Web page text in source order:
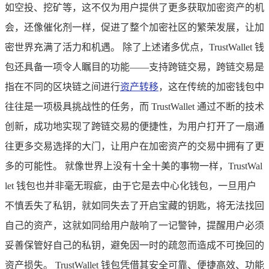
如空投、挖矿等，这不仅为用户提供了更多获取加密资产的机
会，还像催化剂一样，促进了整个加密社区的繁荣发展，让加
密世界充满了活力和机遇。 除了上述诸多优点，TrustWallet 钱
包还具备一项令人瞩目的功能——支持跨链交易，跨链交易是
指在不同的区块链之间进行资产转移，这在传统的加密钱包中
往往是一项极具挑战性的任务，而 TrustWallet 通过不断的技术
创新，成功地实现了跨链交易的便捷性，为用户打开了一扇通
往更多交易选择的大门，让用户在加密资产的交易中拥有了更
多的可能性。 就像世界上没有十全十美的事物一样，TrustWal
let 钱包也并非毫无瑕疵，由于它是去中心化钱包，一旦用户
不慎丢失了私钥，就如同失去了开启宝藏的钥匙，将无法找回
自己的资产，这就如同给用户敲响了一记警钟，提醒用户必须
妥善保管好自己的私钥，避免因一时的疏忽而造成不可挽回的
资产损失。 TrustWallet 钱包凭借其安全可靠、便捷高效、功能